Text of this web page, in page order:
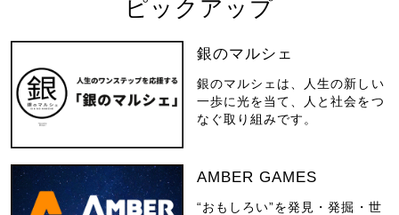
ピックアップ
銀のマルシェ
銀のマルシェは、人生の新しい
一歩に光を当て、人と社会をつ
なぐ取り組みです。
AMBER GAMES
“おもしろい”を発見・発掘・世